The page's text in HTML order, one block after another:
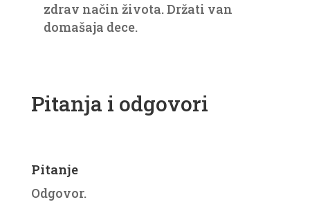
zdrav način života. Držati van
domašaja dece.
Pitanja i odgovori
Pitanje
Odgovor.